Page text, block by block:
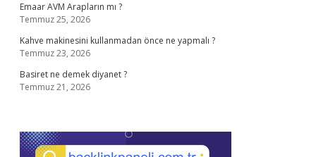
Emaar AVM Arapların mı ?
Temmuz 25, 2026
Kahve makinesini kullanmadan önce ne yapmalı ?
Temmuz 23, 2026
Basiret ne demek diyanet ?
Temmuz 21, 2026